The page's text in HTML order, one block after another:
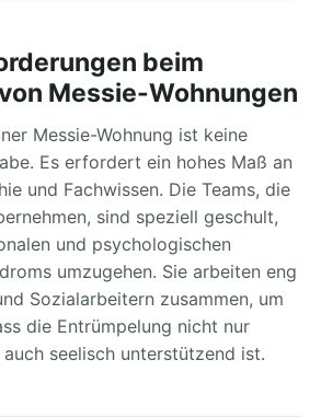
beim
Messie-Wohnungen
Messie-Wohnung ist keine
Es erfordert ein hohes Maß an
und Fachwissen. Die Teams, die
sind speziell geschult,
und psychologischen
umzugehen. Sie arbeiten eng
Sozialarbeitern zusammen, um
die Entrümpelung nicht nur
seelisch unterstützend ist.